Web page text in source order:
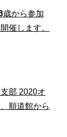
歳から参加
催します。
部 2020オ
順道館から